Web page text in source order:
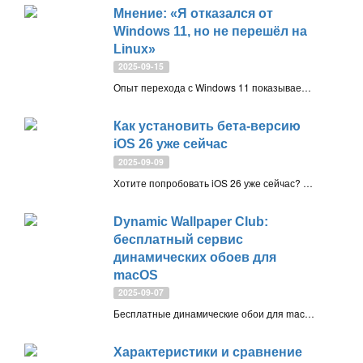
Мнение: «Я отказался от
Windows 11, но не перешёл на
Linux»
2025-09-15
Опыт перехода с Windows 11 показывает: Linux всё ещё ограничен отсутствием ключевых приложений, тогда как macOS предлагает баланс между стабильностью, удобством и инструментами вроде Raycast, что делает её привлекательной альтернативой
Как установить бета-версию
iOS 26 уже сейчас
2025-09-09
Хотите попробовать iOS 26 уже сейчас? Установите бета-версию для разработчиков, следуя нашей пошаговой инструкции. Рассказываем, как пройти регистрацию или скачать Beta IPSW файл, создать резервную копию и обновить iPhone до iOS 26 Developer Beta или Public Beta
Dynamic Wallpaper Club:
бесплатный сервис
динамических обоев для
macOS
2025-09-07
Бесплатные динамические обои для macOS доступны на Dynamic Wallpaper Club: прямая загрузка HEIC-файлов с таймлайном, поддержка Retina и 5K-дисплеев
Характеристики и сравнение